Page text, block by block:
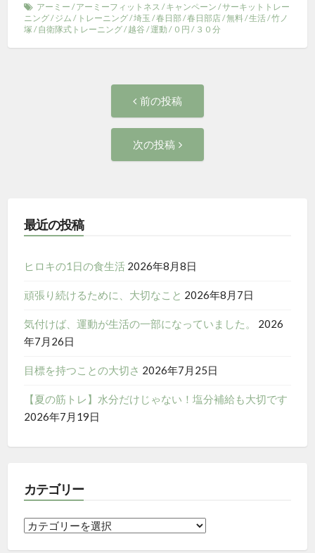
アーミー /アーミーフィットネス /キャンペーン /サーキットトレー
ニング/ジム / トレーニング/埼玉 /春日部/春日部店/無料/生活/竹ノ
塚 /自衛隊式トレーニング/越谷 /運動 / ０円 / ３０分
ゲ
ー
シ
ョ
ン
前の投稿
投
次の投稿
最近の投稿
ヒロキの1日の食生活 2026年8月8日
頑張り続けるために、大切なこと 2026年8月7日
気付けば、運動が生活の一部になっていました。
2026
年7月26日
目標を持つことの大切さ 2026年7月25日
【夏の筋トレ】水分だけじゃない！塩分補給も大切です
2026年7月19日
カテゴリー
カ